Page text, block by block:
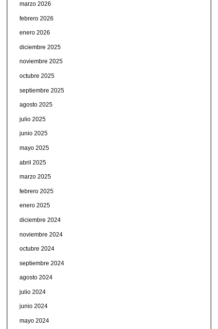
marzo 2026
febrero 2026
enero 2026
diciembre 2025
noviembre 2025
octubre 2025
septiembre 2025
agosto 2025
julio 2025
junio 2025
mayo 2025
abril 2025
marzo 2025
febrero 2025
enero 2025
diciembre 2024
noviembre 2024
octubre 2024
septiembre 2024
agosto 2024
julio 2024
junio 2024
mayo 2024